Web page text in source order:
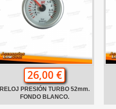
26,00 €
RELOJ PRESIÓN TURBO 52mm.
FONDO BLANCO.